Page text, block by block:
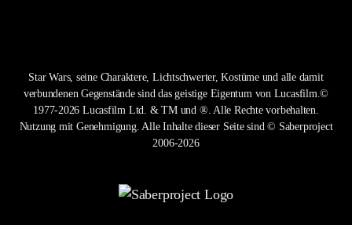
Star Wars, seine Charaktere, Lichtschwerter, Kostüme und alle damit
verbundenen Gegenstände sind das geistige Eigentum von Lucasfilm.©
1977-2026 Lucasfilm Ltd. & TM und ®. Alle Rechte vorbehalten.
Nutzung mit Genehmigung. Alle Inhalte dieser Seite sind © Saberproject
2006-2026